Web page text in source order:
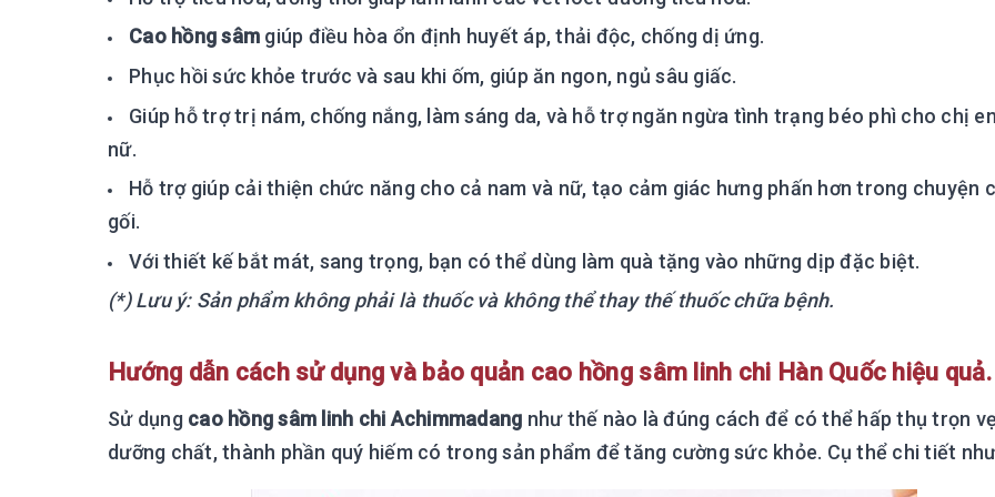
Cao hồng sâm giúp điều hòa ổn định huyết áp, thải độc, chống dị ứng.
Phục hồi sức khỏe trước và sau khi ốm, giúp ăn ngon, ngủ sâu giấc.
Giúp hỗ trợ trị nám, chống nắng, làm sáng da, và hỗ trợ ngăn ngừa tình trạng béo phì cho chị
nữ.
Hỗ trợ giúp cải thiện chức năng cho cả nam và nữ, tạo cảm giác hưng phấn hơn trong chuyện
gối.
Với thiết kế bắt mát, sang trọng, bạn có thể dùng làm quà tặng vào những dịp đặc biệt.
(*) Lưu ý: Sản phẩm không phải là thuốc và không thể thay thế thuốc chữa bệnh.
Hướng dẫn cách sử dụng và bảo quản cao hồng sâm linh chi Hàn Quốc hiệu quả.
Sử dụng cao hồng sâm linh chi Achimmadang như thế nào là đúng cách để có thể hấp thụ trọn
dưỡng chất, thành phần quý hiếm có trong sản phẩm để tăng cường sức khỏe. Cụ thể chi tiết